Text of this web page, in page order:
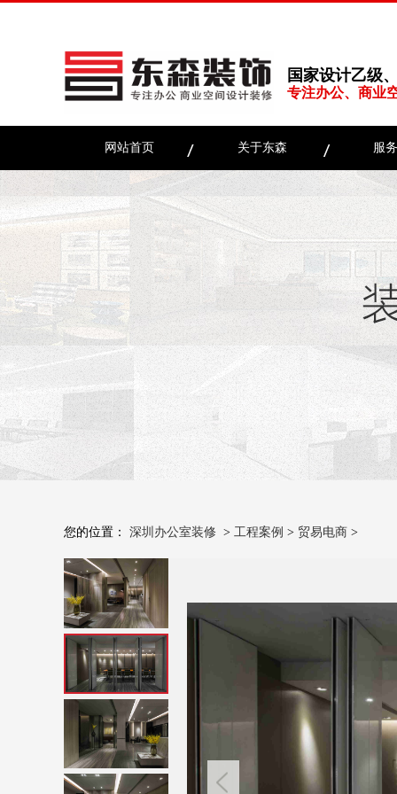
国家设计乙级
专注办公、商业
网站首页 关于东森 服
您的位置： 深圳办公室装修 > 工程案例 > 贸易电商 >